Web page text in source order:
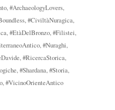
,#ArchaeologyLovers,
,#CiviltàNuragica,
,#EtàDelBronzo,#Filistei,
,#Nuraghi,
,#RicercaStorica,
,#Shardana,#Storia,
,#VicinoOrienteAntico